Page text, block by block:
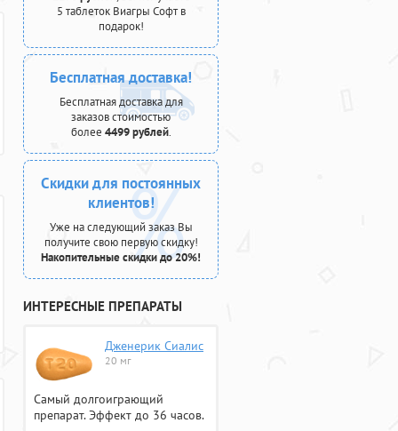
5 таблеток Виагры Софт в
подарок!
Бесплатная доставка!
Бесплатная доставка для
заказов стоимостью
более 4499 рублей.
Скидки для постоянных
клиентов!
Уже на следующий заказ Вы
получите свою первую скидку!
Накопительные скидки до 20%!
ИНТЕРЕСНЫЕ ПРЕПАРАТЫ
Дженерик Сиалис
20 мг
Самый долгоиграющий
препарат. Эффект до 36 часов.